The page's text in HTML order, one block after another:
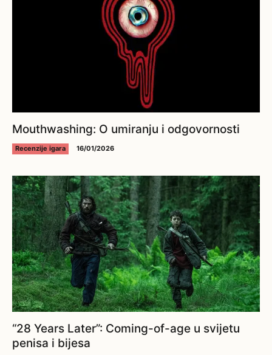
Mouthwashing: O umiranju i odgovornosti
Recenzije igara 16/01/2026
“28 Years Later”: Coming-of-age u svijetu
penisa i bijesa